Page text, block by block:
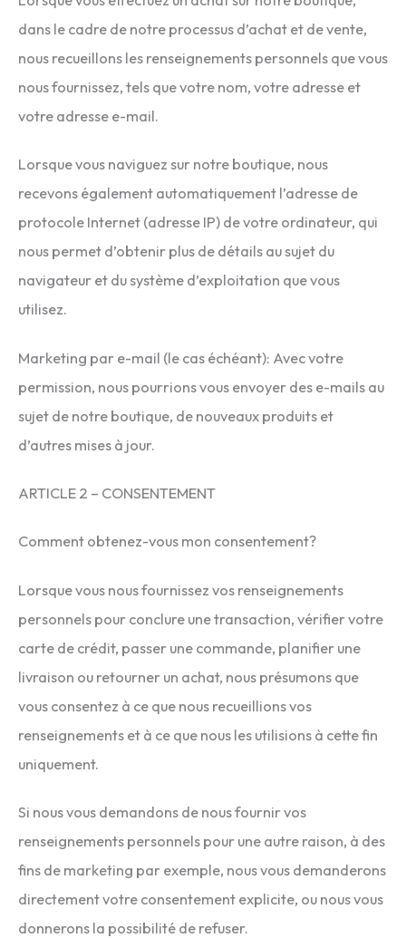
dans le cadre de notre processus d’achat et de vente,
nous recueillons les renseignements personnels que vous
nous fournissez, tels que votre nom, votre adresse et
votre adresse e-mail.
Lorsque vous naviguez sur notre boutique, nous
recevons également automatiquement l’adresse de
protocole Internet (adresse IP) de votre ordinateur, qui
nous permet d’obtenir plus de détails au sujet du
navigateur et du système d’exploitation que vous
utilisez.
Marketing par e-mail (le cas échéant): Avec votre
permission, nous pourrions vous envoyer des e-mails au
sujet de notre boutique, de nouveaux produits et
d’autres mises à jour.
ARTICLE 2 – CONSENTEMENT
Comment obtenez-vous mon consentement?
Lorsque vous nous fournissez vos renseignements
personnels pour conclure une transaction, vérifier votre
carte de crédit, passer une commande, planifier une
livraison ou retourner un achat, nous présumons que
vous consentez à ce que nous recueillions vos
renseignements et à ce que nous les utilisions à cette fin
uniquement.
Si nous vous demandons de nous fournir vos
renseignements personnels pour une autre raison, à des
fins de marketing par exemple, nous vous demanderons
directement votre consentement explicite, ou nous vous
donnerons la possibilité de refuser.